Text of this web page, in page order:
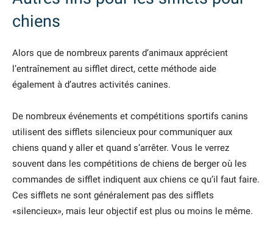
chiens
Alors que de nombreux parents d’animaux apprécient
l’entraînement au sifflet direct, cette méthode aide
également à d’autres activités canines.
De nombreux événements et compétitions sportifs canins
utilisent des sifflets silencieux pour communiquer aux
chiens quand y aller et quand s’arrêter. Vous le verrez
souvent dans les compétitions de chiens de berger où les
commandes de sifflet indiquent aux chiens ce qu’il faut faire.
Ces sifflets ne sont généralement pas des sifflets
«silencieux», mais leur objectif est plus ou moins le même.